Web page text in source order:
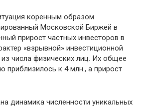
коренным образом
Московской Биржей в
прирост частных инвесторов в
«взрывной» инвестиционной
из числа физических лиц. Их общее
приблизилось к 4 млн., а прирост
динамика численности уникальных